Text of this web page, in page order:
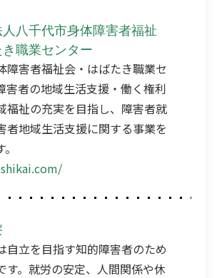
八千代市身体障害者福祉
職業センター
障害者福祉会・はばたき職業セ
害者の地域生活支援・働く権利
福祉の充実を目指し、障害者就
者地域生活支援に関する事業を
自立を目指す知的障害者のため
す。就労の安定、人間関係や休